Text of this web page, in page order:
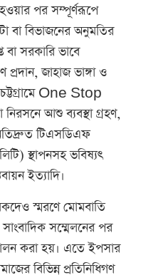
হওয়ার পর সম্পূর্ণরূপে
বা বিভাজনের অনুমতির
বা সরকারি ভাবে
প্রদান, জাহাজ ভাঙ্গা ও
চট্টগ্রামে One Stop
আশু ব্যবস্থা গ্রহণ,
টিএসডিএফ
স্থাপনসহ ভবিষ্যৎ
ইত্যাদি।
স্মরণে মোমবাতি
সম্মেলনের পর
করা হয়। এতে ইপসার
বিভিন্ন প্রতিনিধিগণ